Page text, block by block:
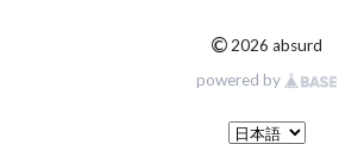
© 2026 absurd
powered by